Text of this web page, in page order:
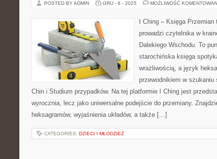
POSTED BY ADMIN GRU - 6 - 2025 MOŻLIWOŚĆ
I Ching – Księga
prowadzi czytelnika w
Dalekiego Wschodu. To
starochińska księga
wrażliwością, a język
przewodnikiem w
Chin i Studium przypadków. Na tej platformie I Ching jest
wyrocznia, lecz jako uniwersalne podejście do przemiany.
heksagramów, wyjaśnienia układów, a także […]
CATEGORIES: DZIECI I MŁODZIEŻ